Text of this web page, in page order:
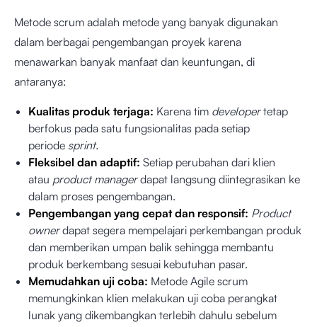
Metode scrum adalah metode yang banyak digunakan
dalam berbagai pengembangan proyek karena
menawarkan banyak manfaat dan keuntungan, di
antaranya:
Kualitas produk terjaga: Karena tim developertetap
berfokus pada satu fungsionalitas pada setiap
periode sprint.
Fleksibel dan adaptif: Setiap perubahan dari klien
atau product managerdapat langsung diintegrasikan ke
dalam proses pengembangan.
Pengembangan yang cepat dan responsif: Product
ownerdapat segera mempelajari perkembangan produk
dan memberikan umpan balik sehingga membantu
produk berkembang sesuai kebutuhan pasar.
Memudahkan uji coba: Metode Agile scrum
memungkinkan klien melakukan uji coba perangkat
lunak yang dikembangkan terlebih dahulu sebelum